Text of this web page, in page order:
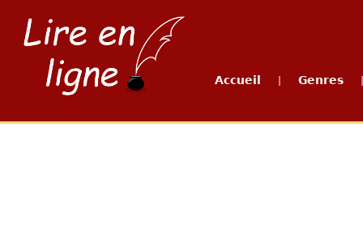
Accueil Genres